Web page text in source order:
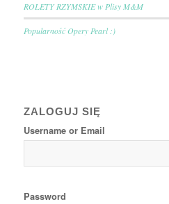
ROLETY RZYMSKIE w Plisy M&M
Popularność Opery Pearl :)
ZALOGUJ SIĘ
Username or Email
Password